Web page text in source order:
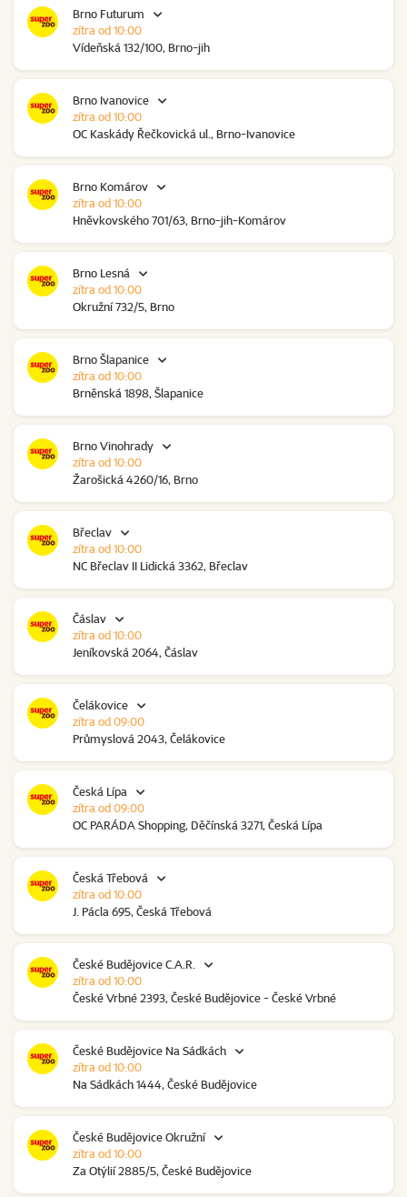
Brno Futurum
Vídeňská 132/100, Brno-jih
zítra od 10:00
Brno Ivanovice
OC Kaskády Řečkovická ul., Brno-Ivanovice
zítra od 10:00
Brno Komárov
Hněvkovského 701/63, Brno-jih-Komárov
zítra od 10:00
Brno Lesná
Okružní 732/5, Brno
zítra od 10:00
Brno Šlapanice
Brněnská 1898, Šlapanice
zítra od 10:00
Brno Vinohrady
Žarošická 4260/16, Brno
zítra od 10:00
Břeclav
NC Břeclav II Lidická 3362, Břeclav
zítra od 10:00
Čáslav
Jeníkovská 2064, Čáslav
zítra od 10:00
Čelákovice
Průmyslová 2043, Čelákovice
zítra od 09:00
Česká Lípa
OC PARÁDA Shopping, Děčínská 3271, Česká Lípa
zítra od 09:00
Česká Třebová
J. Pácla 695, Česká Třebová
zítra od 10:00
České Budějovice C.A.R.
České Vrbné 2393, České Budějovice - České Vrbné
zítra od 10:00
České Budějovice Na Sádkách
Na Sádkách 1444, České Budějovice
zítra od 10:00
České Budějovice Okružní
Za Otýlií 2885/5, České Budějovice
zítra od 10:00